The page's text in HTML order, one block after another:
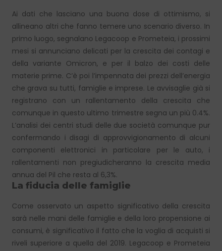
Ai dati che lasciano una buona dose di ottimismo, si
allineano altri che fanno temere uno scenario diverso. In
primo luogo, segnalano Legacoop e Prometeia, i prossimi
mesi si annunciano delicati per la crescita dei contagi e
della variante Omicron, e per il balzo dei costi delle
materie prime. C’è poi l’impennata dei prezzi dell’energia
che grava su tutti, famiglie e imprese. Le avvisaglie già si
registrano con un rallentamento della crescita che
comunque in questo ultimo trimestre segna un più 0.4%.
L’analisi dei centri studi delle due società comunque pur
confermando i disagi di approvvigionamento di alcuni
componenti elettronici in particolare per le auto, i
rallentamenti non pregiudicheranno la crescita media
annua del Pil che resta al 6,3%.
La fiducia delle famiglie
Come osservato un aspetto significativo della crescita
sarà nelle mani delle famiglie e della loro propensione ai
consumi, è significativo il fatto che la voglia di acquisti si
riveli superiore a quella del 2019. Legacoop e Prometeia